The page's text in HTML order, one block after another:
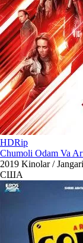
HDRip
Chumoli Odam Va
2019 Kinolar /
США